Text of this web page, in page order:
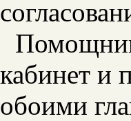
кабинет и
обоими